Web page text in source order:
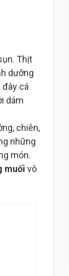
Thịt
dưỡng
đây cá
dám
chiên,
những
món.
muối vô